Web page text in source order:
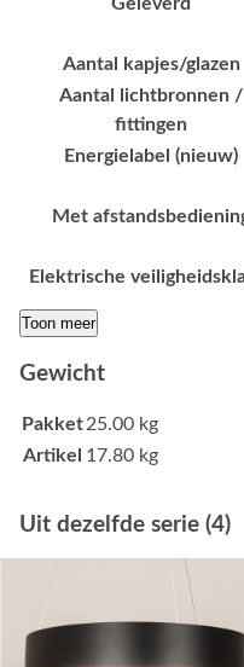
Aantal kapjes/glazen
Aantal lichtbronnen /
fittingen
Energielabel (nieuw)
Met
Elektrische
Toon meer
Gewicht
Pakket25.00 kg
Artikel 17.80 kg
Uit dezelfde serie (4)